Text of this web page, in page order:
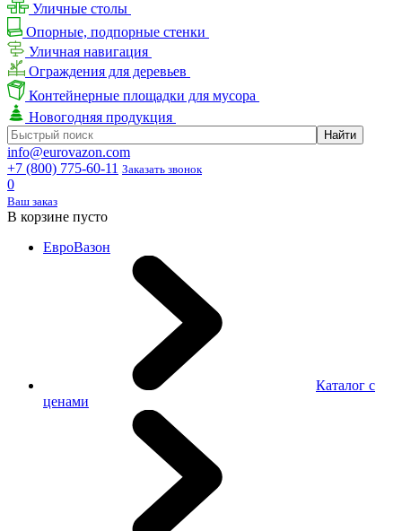
Уличные столы
Опорные, подпорные стенки
Уличная навигация
Ограждения для деревьев
Контейнерные площадки для мусора
Новогодняя продукция
info@eurovazon.com
+7 (800) 775-60-11 Заказать звонок
0
Ваш заказ
В корзине пусто
ЕвроВазон
Каталог с
ценами